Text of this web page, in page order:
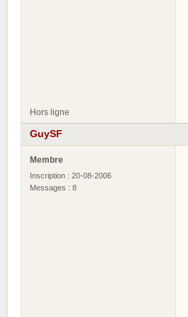
Hors ligne
GuySF
Membre
Inscription : 20-08-2006
Messages : 8